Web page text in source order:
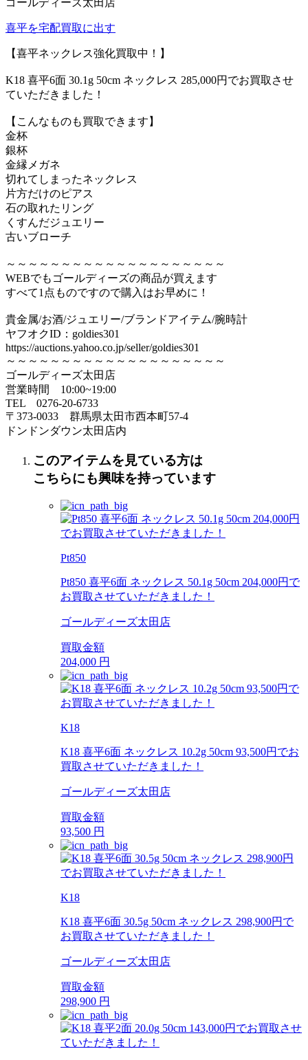
喜平を宅配買取に出す
【喜平ネックレス強化買取中！】
K18 喜平6面 30.1g 50cm ネックレス 285,000円でお買取させ
ていただきました！
【こんなものも買取できます】
金杯
銀杯
金縁メガネ
切れてしまったネックレス
片方だけのピアス
石の取れたリング
くすんだジュエリー
古いブローチ
～～～～～～～～～～～～～～～～～～～～
WEBでもゴールディーズの商品が買えます
すべて1点ものですので購入はお早めに！
貴金属/お酒/ジュエリー/ブランドアイテム/腕時計
ヤフオクID：goldies301
https://auctions.yahoo.co.jp/seller/goldies301
～～～～～～～～～～～～～～～～～～～～
ゴールディーズ太田店
営業時間 10:00~19:00
TEL 0276‐20‐6733
〒373‐0033 群馬県太田市西本町57‐4
ドンドンダウン太田店内
このアイテムを見ている方は
こちらにも興味を持っています
Pt850
Pt850 喜平6面 ネックレス 50.1g 50cm 204,000円で
お買取させていただきました！
ゴールディーズ太田店
買取金額
204,000 円
K18
K18 喜平6面 ネックレス 10.2g 50cm 93,500円でお
買取させていただきました！
ゴールディーズ太田店
買取金額
93,500 円
K18
K18 喜平6面 30.5g 50cm ネックレス 298,900円で
お買取させていただきました！
ゴールディーズ太田店
買取金額
298,900 円